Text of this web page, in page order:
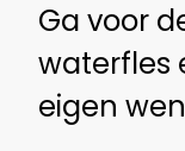
Ga voor
waterfles
eigen